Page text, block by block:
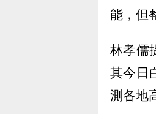
能，但
林孝儒
其今日
測各地